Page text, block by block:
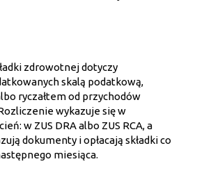
zdrowotnej dotyczy
skalą podatkową,
ryczałtem od przychodów
wykazuje się w
w ZUS DRA albo ZUS RCA, a
dokumenty i opłacają składki co
miesiąca.